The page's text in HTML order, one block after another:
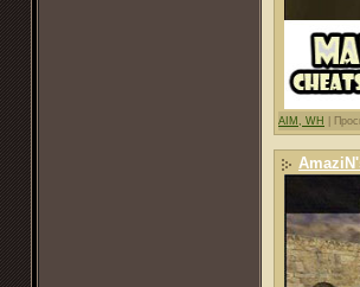
AIM, WH